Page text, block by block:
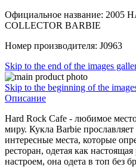
Официальное название: 2005
COLLECTOR BARBIE
Номер производителя: J0963
Skip to the end of the images
Skip to the beginning of the
Описание
Hard Rock Cafe - любимое
миру. Кукла Barbie
интересные места, которые
ресторан, одетая как
настроем, она одета в топ без